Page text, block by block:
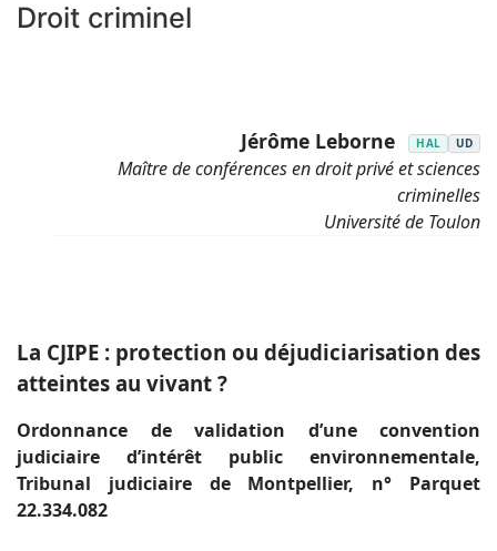
Droit criminel
Jérôme Leborne HAL UD
Maître de conférences en droit privé et sciences
criminelles
Université de Toulon
La CJIPE : protection ou déjudiciarisation des
atteintes au vivant ?
Ordonnance de validation d’une convention
judiciaire d’intérêt public environnementale,
Tribunal judiciaire de Montpellier, n° Parquet
22.334.082